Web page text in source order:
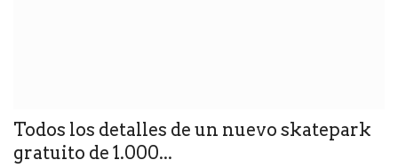
Todos los detalles de un nuevo skatepark
gratuito de 1.000...